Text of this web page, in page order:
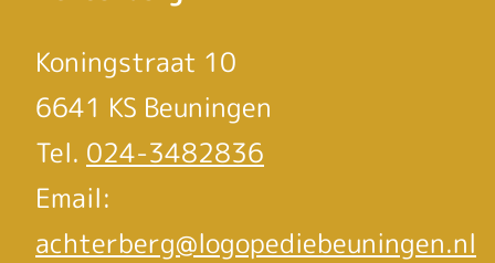
Koningstraat 10
6641 KS Beuningen
Tel. 024-3482836
Email:
achterberg@logopediebeuningen.nl